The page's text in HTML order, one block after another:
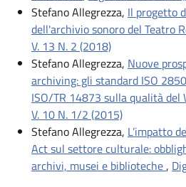
Stefano Allegrezza, Il progetto
dell'archivio sonoro del Teatro
V. 13 N. 2 (2018)
Stefano Allegrezza, Nuove
archiving: gli standard ISO
ISO/TR 14873 sulla qualità del
V. 10 N. 1/2 (2015)
Stefano Allegrezza, L’impatto
Act sul settore culturale:
archivi, musei e biblioteche,